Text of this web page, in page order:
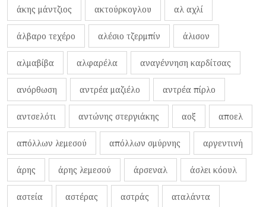
άκης μάντζιος ακτούρκογλου αλ αχλί
άλβαρο τεχέρο αλέσιο τζερμπίν άλισον
αλμαβίβα αλφαρέλα αναγέννηση καρδίτσας
ανόρθωση αντρέα μαζιέλο αντρέα πίρλο
αντσελότι αντώνης στεργιάκης αοξ αποελ
απόλλων λεμεσού απόλλων σμύρνης αργεντινή
άρης άρης λεμεσού άρσεναλ άσλει κόουλ
αστεία αστέρας αστράς αταλάντα